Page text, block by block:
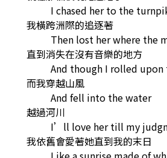
I chased her to the
我橫跨洲際的追逐著
Then lost her where the
直到消失在沒有音樂的地方
And though I rolled upon
而我穿越山風
And fell into the water
越過河川
I’ll love her till my
我依舊會愛著她直到我的末日